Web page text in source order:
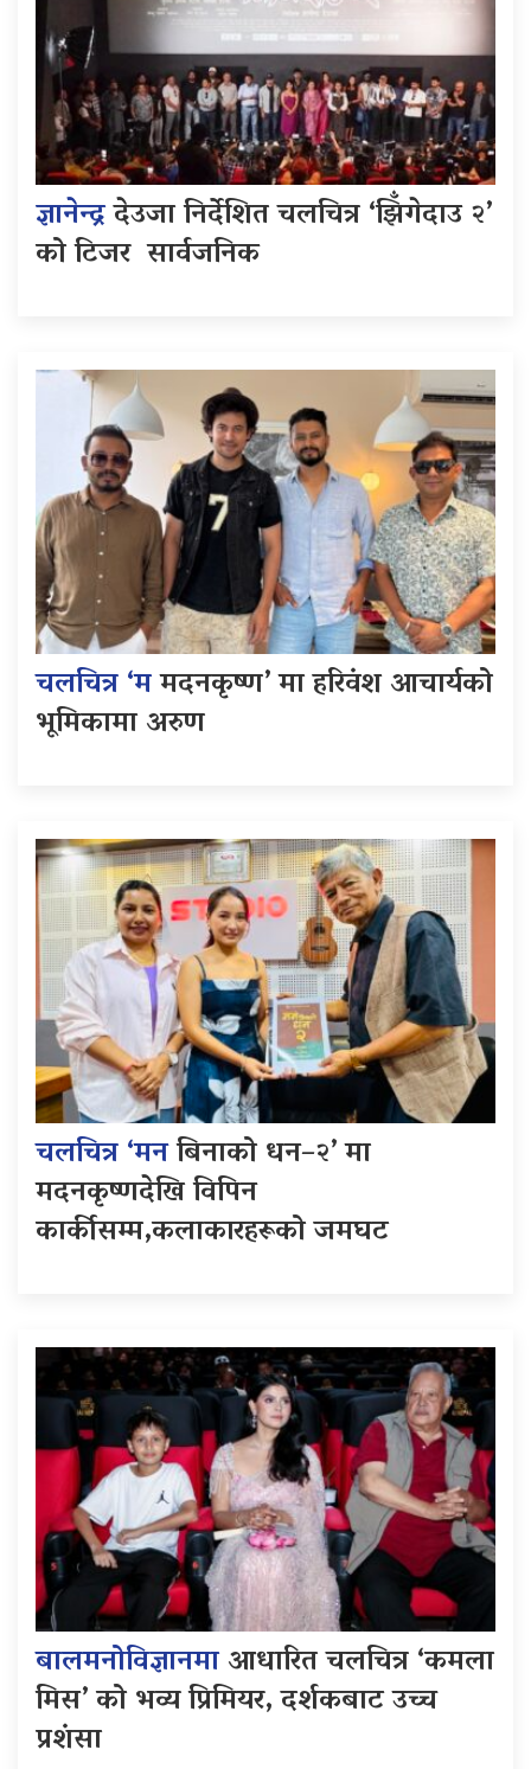
ज्ञानेन्द्रदेउजा निर्देशित चलचित्र ‘झिँगेदाउ २’
को टिजर सार्वजनिक
चलचित्र ‘ममदनकृष्ण’ मा हरिवंश आचार्यको
भूमिकामा अरुण
चलचित्र ‘मनबिनाको धन–२’ मा
मदनकृष्णदेखि विपिन
कार्कीसम्म,कलाकारहरूको जमघट
बालमनोविज्ञानमाआधारित चलचित्र ‘कमला
मिस’ को भव्य प्रिमियर, दर्शकबाट उच्च
प्रशंसा